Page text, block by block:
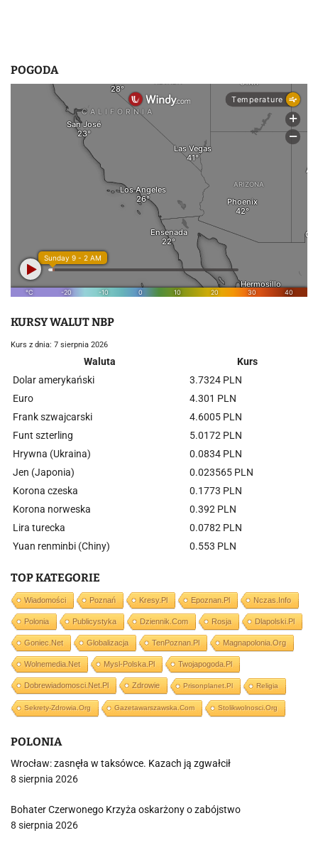
POGODA
KURSY WALUT NBP
Kurs z dnia: 7 sierpnia 2026
Waluta
Kurs
Dolar amerykański
3.7324 PLN
Euro
4.301 PLN
Frank szwajcarski
4.6005 PLN
Funt szterling
5.0172 PLN
Hrywna (Ukraina)
0.0834 PLN
Jen (Japonia)
0.023565 PLN
Korona czeska
0.1773 PLN
Korona norweska
0.392 PLN
Lira turecka
0.0782 PLN
Yuan renminbi (Chiny)
0.553 PLN
TOP KATEGORIE
Wiadomości Poznań Kresy.pl Epoznan.pl Nczas.info
Polonia Publicystyka Dziennik.com Rosja Dlapolski.pl
Goniec.net Globalizacja TenPoznan.pl Magnapolonia.org
Wolnemedia.net Mysl-Polska.pl Twojapogoda.pl
Dobrewiadomosci.net.pl Zdrowie Prisonplanet.pl Religia
Sekrety-Zdrowia.org Gazetawarszawska.com Stolikwolnosci.org
POLONIA
Wrocław: zasnęła w taksówce. Kazach ją zgwałcił
8 sierpnia 2026
Bohater Czerwonego Krzyża oskarżony o zabójstwo
8 sierpnia 2026